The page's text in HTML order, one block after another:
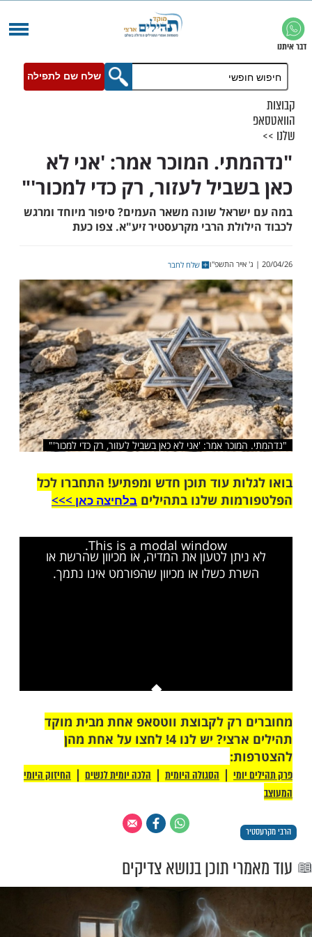
שלח שם לתפילה
המוכר אמר: 'אני לא
לעזור, רק כדי למכור'"
שונה משאר העמים? סיפור מיוחד ומרגש
הרבי מקרעסטיר זיע"א. צפו כעת
שלח לחבר
אמר: 'אני לא כאן בשביל לעזור, רק כדי למכור'"
This is a modal window.
לטעון את המדיה, או מכיוון שהרשת או
כשלו או מכיוון שהפורמט אינו נתמך.
רק לקבוצת ווטסאפ אחת מבית מוקד
תהילים ארצי? יש לנו 4! לחצו על אחת מהן